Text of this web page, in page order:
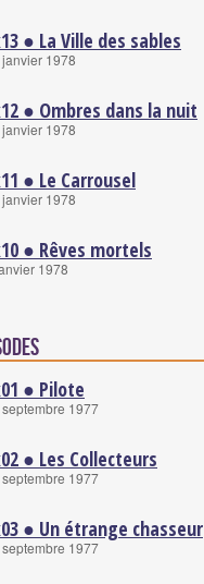
● La Ville des sables
1978
● Ombres dans la nuit
1978
● Le Carrousel
janvier 1978
● Rêves mortels
1978
● Pilote
septembre 1977
● Les Collecteurs
1977
● Un étrange chasseur
1977